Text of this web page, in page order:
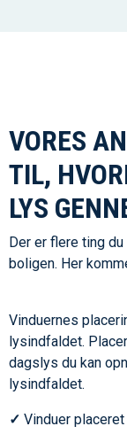
VORES
TIL,
LYS
Der er flere ting
boligen. Her
Vinduernes
lysindfaldet.
dagslys du kan
lysindfaldet.
✓ Vinduer